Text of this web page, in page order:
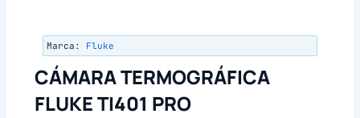
Marca: Fluke
CÁMARA TERMOGRÁFICA
FLUKE TI401 PRO